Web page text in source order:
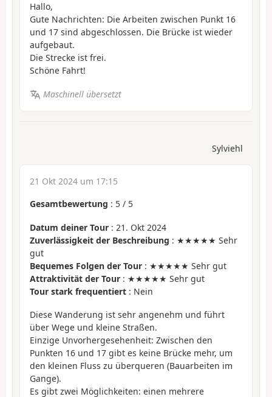
Hallo,
Gute Nachrichten: Die Arbeiten zwischen Punkt 16
und 17 sind abgeschlossen. Die Brücke ist wieder
aufgebaut.
Die Strecke ist frei.
Schöne Fahrt!
Maschinell übersetzt
Sylviehl
21 Okt 2024 um 17:15
Gesamtbewertung : 5 / 5
Datum deiner Tour : 21. Okt 2024
Zuverlässigkeit der Beschreibung : ★★★★★ Sehr
gut
Bequemes Folgen der Tour : ★★★★★ Sehr gut
Attraktivität der Tour : ★★★★★ Sehr gut
Tour stark frequentiert : Nein
Diese Wanderung ist sehr angenehm und führt
über Wege und kleine Straßen.
Einzige Unvorhergesehenheit: Zwischen den
Punkten 16 und 17 gibt es keine Brücke mehr, um
den kleinen Fluss zu überqueren (Bauarbeiten im
Gange).
Es gibt zwei Möglichkeiten: einen mehrere